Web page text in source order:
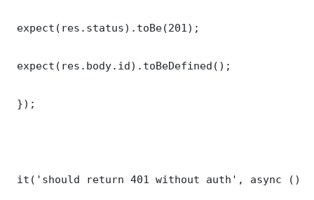
expect(res.status).toBe(201);
expect(res.body.id).toBeDefined();
});
it('should return 401 without auth', async ()